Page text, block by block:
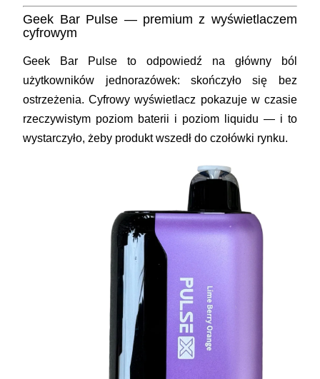
Geek Bar Pulse — premium z wyświetlaczem
cyfrowym
Geek Bar Pulse to odpowiedź na główny ból
użytkowników jednorazówek: skończyło się bez
ostrzeżenia. Cyfrowy wyświetlacz pokazuje w czasie
rzeczywistym poziom baterii i poziom liquidu — i to
wystarczyło, żeby produkt wszedł do czołówki rynku.